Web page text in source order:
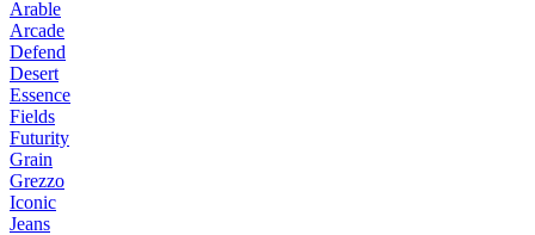
Arable
Arcade
Defend
Desert
Essence
Fields
Futurity
Grain
Grezzo
Iconic
Jeans